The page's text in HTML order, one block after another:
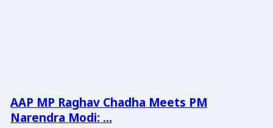
AAP MP Raghav Chadha Meets PM
Narendra Modi: ...